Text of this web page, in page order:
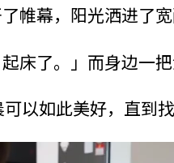
帷幕，阳光洒进了
起床了。」而身边一
可以如此美好，直到